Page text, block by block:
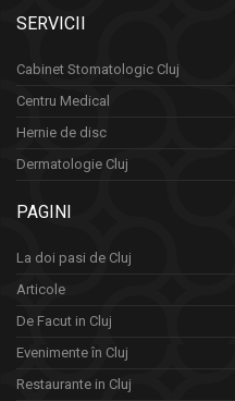
SERVICII
Cabinet Stomatologic Cluj
Centru Medical
Hernie de disc
Dermatologie Cluj
PAGINI
La doi pasi de Cluj
Articole
De Facut in Cluj
Evenimente în Cluj
Restaurante in Cluj